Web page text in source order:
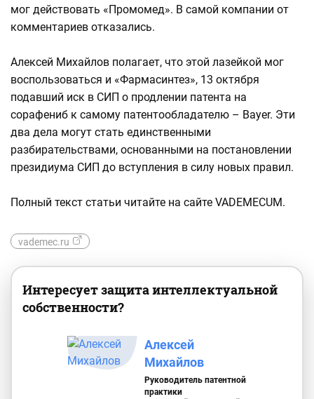
мог действовать «Промомед». В самой компании от
комментариев отказались.
Алексей Михайлов полагает, что этой лазейкой мог
воспользоваться и «Фармасинтез», 13 октября
подавший иск в СИП о продлении патента на
сорафениб к самому патентообладателю – Bayer. Эти
два дела могут стать единственными
разбирательствами, основанными на постановлении
президиума СИП до вступления в силу новых правил.
Полный текст статьи читайте на сайте VADEMECUM.
vademec.ru
Интересует защита интеллектуальной
собственности?
Алексей
Михайлов
Руководитель патентной
практики